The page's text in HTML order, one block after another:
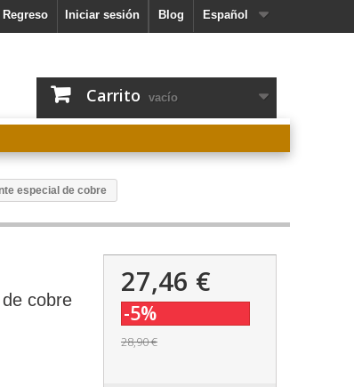
Español
Blog
Iniciar sesión
Regreso
Carrito vacío
especial de cobre
cobre
27,46 €
-5%
28,90 €